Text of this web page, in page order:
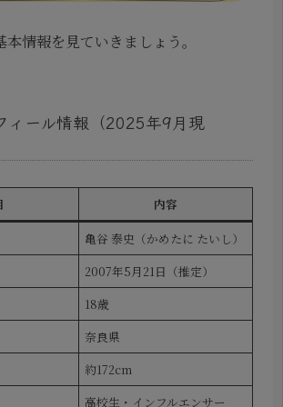
情報を見ていきましょう。
ール情報（2025年9月現
内容
亀谷 泰史（かめたに たいし）
2007年5月21日（推定）
18歳
奈良県
約172cm
高校生・インフルエンサー